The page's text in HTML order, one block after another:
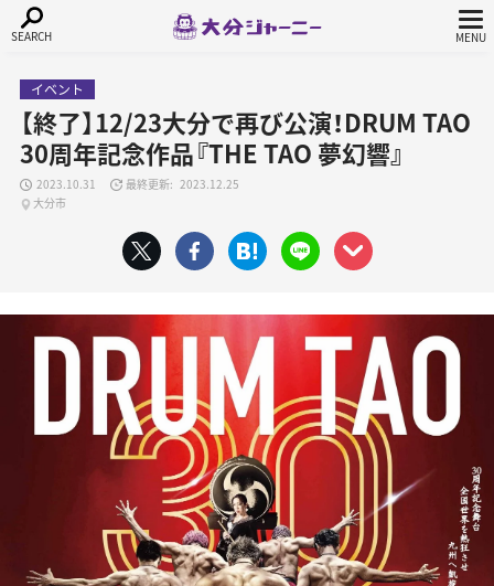
イベント
【終了】12/23大分で再び公演！DRUM TAO
30周年記念作品『THE TAO 夢幻響』
2023.10.31
2023.12.25
大分市